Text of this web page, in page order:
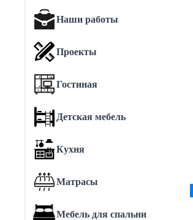
Наши работы
Проекты
Гостиная
Детская мебель
Кухня
Матрасы
Мебель для спальни